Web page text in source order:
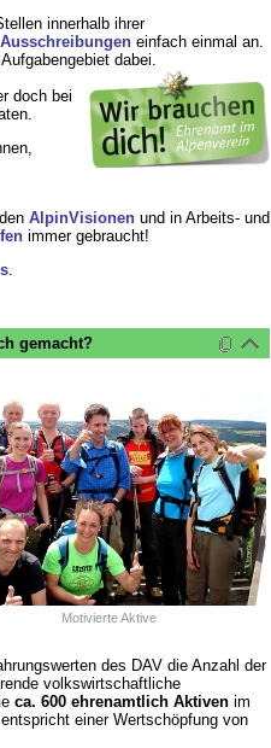
innerhalb ihrer
Ausschreibungeneinfach einmal an.
dabei.
doch bei
AlpinVisionenund in Arbeits- und
immer gebraucht!
.
gemacht?
Motivierte Aktive
des DAV die Anzahl der
volkswirtschaftliche
ca. 600 ehrenamtlich Aktivenim
einer Wertschöpfung von